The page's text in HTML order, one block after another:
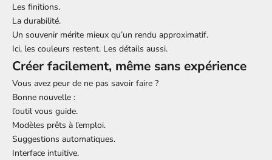
Les finitions.
La durabilité.
Un souvenir mérite mieux qu’un rendu approximatif.
Ici, les couleurs restent. Les détails aussi.
Créer facilement, même sans expérience
Vous avez peur de ne pas savoir faire ?
Bonne nouvelle :
l’outil vous guide.
Modèles prêts à l’emploi.
Suggestions automatiques.
Interface intuitive.